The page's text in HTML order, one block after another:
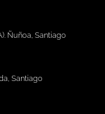
Ñuñoa, Santiago
Santiago